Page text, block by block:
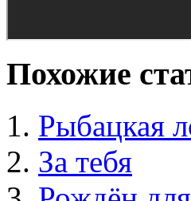
Похожие
Рыбацкая
За тебя